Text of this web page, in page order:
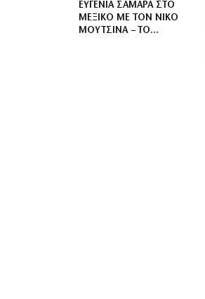
ΕΥΓΕΝΊΑ ΣΑΜΑΡΆ ΣΤΟ
ΜΕΞΙΚΌ ΜΕ ΤΟΝ ΝΊΚΟ
ΜΟΥΤΣΙΝΆ – ΤΟ